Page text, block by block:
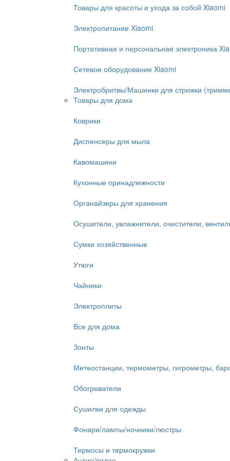
Товары для красоты и ухода за собой Xiaomi
Электропитание Xiaomi
Портативная и персональная электроника
Сетевое оборудование Xiaomi
Электробритвы/Машинки для стрижки
Товары для дома
Коврики
Диспенсеры для мыла
Кавомашини
Кухонные принадлежности
Органайзеры для хранения
Осушители, увлажнители, очистители,
Сумки хозяйственные
Утюги
Чайники
Электроплиты
Все для дома
Зонты
Метеостанции, термометры, гигрометры,
Обогреватели
Сушилки для одежды
Фонари/лампы/ночники/люстры
Термосы и термокружки